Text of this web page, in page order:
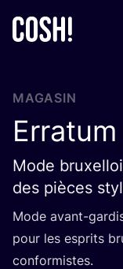
MAGASIN
Erratum
Mode
des pièces
Mode avant-
pour les esprits
conformistes.